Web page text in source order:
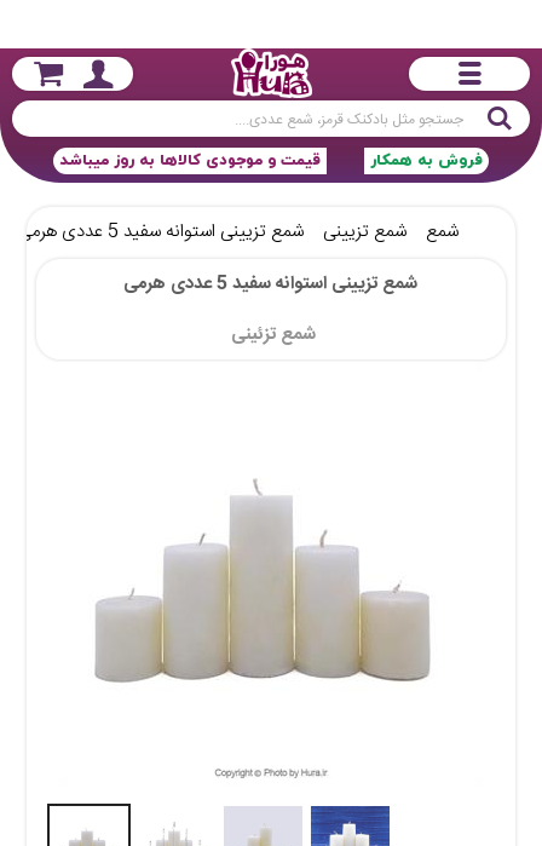
جستجو
قیمت و موجودی کالاها به روز میباشد فروش به همکار
شمع شمع تزیینی
شمع تزیینی استوانه سفید 5 عددی هرمی
شمع تزیینی استوانه سفید 5 عددی هرمی
شمع تزئینی